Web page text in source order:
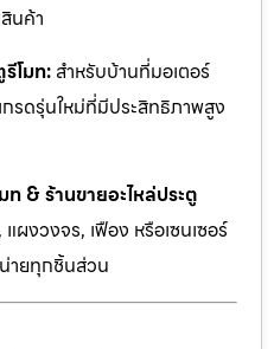
นค้า
โมท:สำหรับบ้านที่มอเตอร์
กรดรุ่นใหม่ที่มีประสิทธิภาพสูง
ท & ร้านขายอะไหล่ประตู
แผงวงจร, เฟือง หรือเซนเซอร์
ายทุกชิ้นส่วน